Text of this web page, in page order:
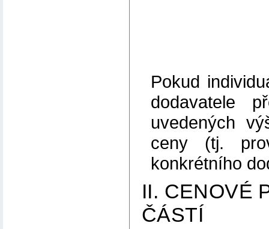
Pokud
dodavatele
uvedených
ceny (tj.
konkrétního
II. CENOVÉ
ČÁSTÍ